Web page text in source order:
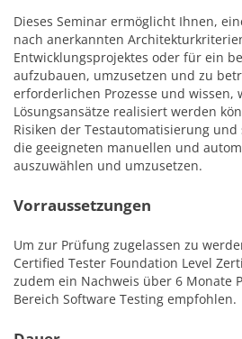
Dieses Seminar ermöglicht Ihnen,
nach anerkannten
Entwicklungsprojektes oder für ein
aufzubauen, umzusetzen und zu
erforderlichen Prozesse und wissen,
Lösungsansätze realisiert werden
Risiken der Testautomatisierung
die geeigneten manuellen und
auszuwählen und umzusetzen.
Vorraussetzungen
Um zur Prüfung zugelassen zu
Certified Tester Foundation Level
zudem ein Nachweis über 6 Monate
Bereich Software Testing empfohlen.